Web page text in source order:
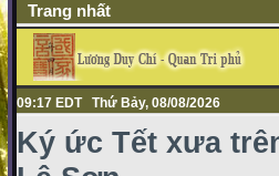
Trang nhất
09:17 EDT Thứ Bảy, 08/08/2026
Ký ức Tết xưa